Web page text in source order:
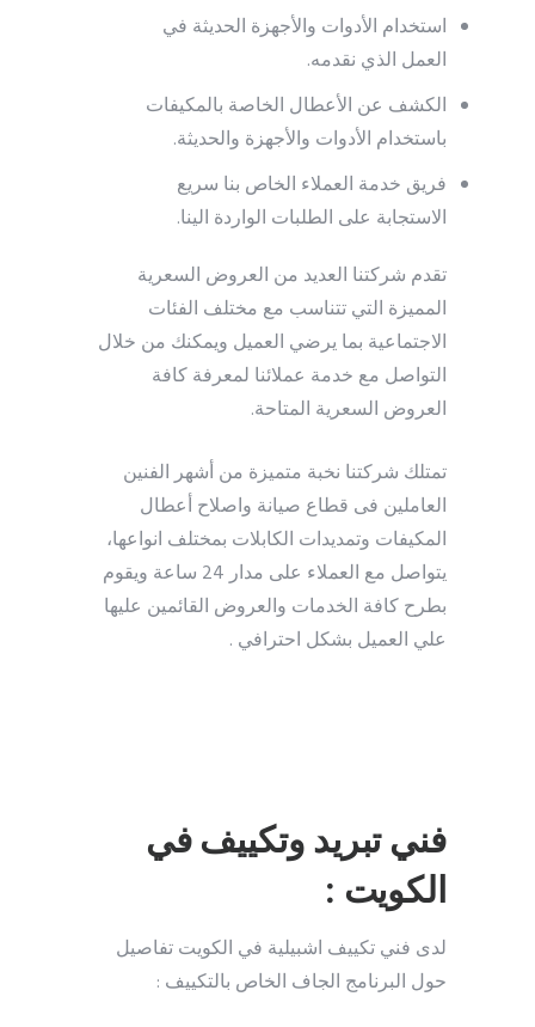
استخدام الأدوات والأجهزة الحديثة في
العمل الذي نقدمه.
الكشف عن الأعطال الخاصة بالمكيفات
باستخدام الأدوات والأجهزة والحديثة.
فريق خدمة العملاء الخاص بنا سريع
الاستجابة على الطلبات الواردة الينا.
تقدم شركتنا العديد من العروض السعرية
المميزة التي تتناسب مع مختلف الفئات
الاجتماعية بما يرضي العميل ويمكنك من خلال
التواصل مع خدمة عملائنا لمعرفة كافة
العروض السعرية المتاحة.
تمتلك شركتنا نخبة متميزة من أشهر الفنين
العاملين فى قطاع صيانة واصلاح أعطال
المكيفات وتمديدات الكابلات بمختلف انواعها،
يتواصل مع العملاء على مدار 24 ساعة ويقوم
بطرح كافة الخدمات والعروض القائمين عليها
علي العميل بشكل احترافي .
فني تبريد وتكييف في
الكويت :
لدى فني تكييف اشبيلية في الكويت تفاصيل
حول البرنامج الجاف الخاص بالتكييف :